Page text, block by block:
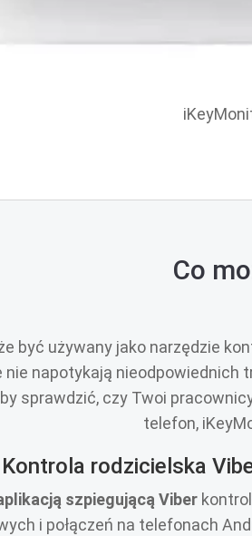
Co
być używany jako narzędzie
nie napotykają
sprawdzić, czy Twoi
telefon,
Kontrola rodzicielska
szpiegującą Viber
i połączeń na telefonach